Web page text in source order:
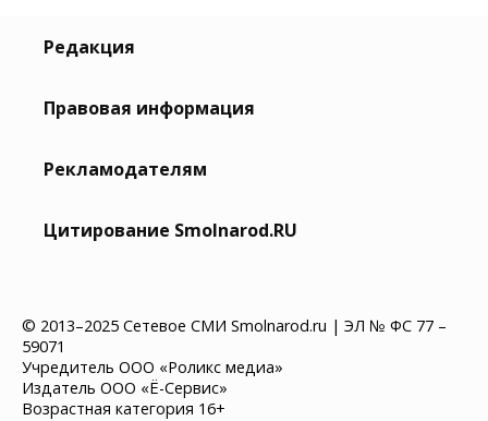
Редакция
Правовая информация
Рекламодателям
Цитирование Smolnarod.RU
© 2013–2025 Сетевое СМИ Smolnarod.ru | ЭЛ № ФС 77 –
59071
Учредитель ООО «Роликс медиа»
Издатель ООО «Ё-Сервис»
Возрастная категория 16+